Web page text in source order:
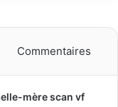
Commentaires
mère scan vf